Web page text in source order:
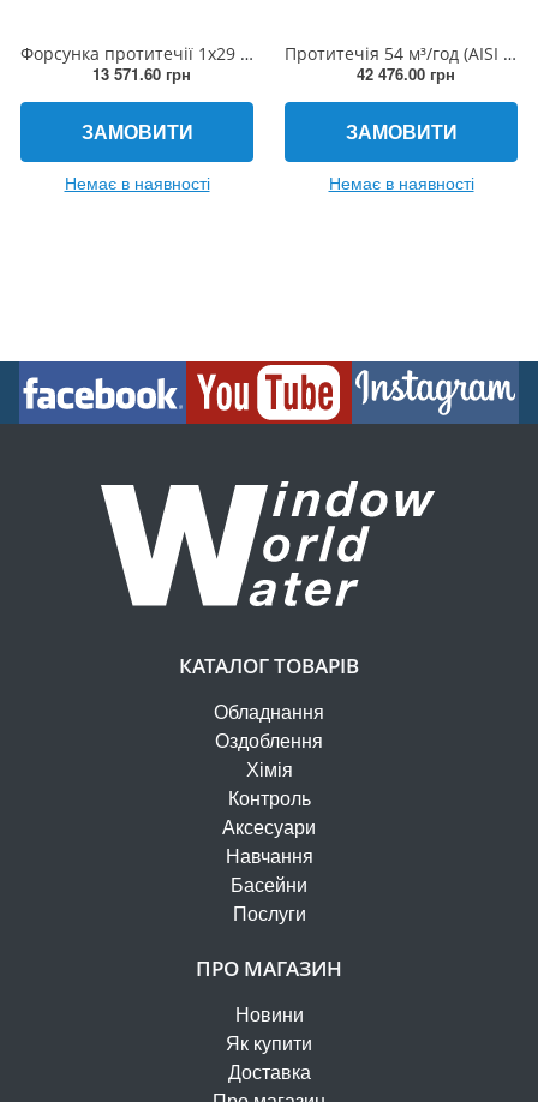
Форсунка протитечії 1х29 мм, 45 м³/год нержавіюча сталь
13 571.60 грн
ЗАМОВИТИ
Немає в наявності
Протитечія 54 м³/год (AISI 316L)
42 476.00 грн
ЗАМОВИТИ
Немає в наявності
КАТАЛОГ ТОВАРІВ
Обладнання
Оздоблення
Хімія
Контроль
Аксесуари
Навчання
Басейни
Послуги
ПРО МАГАЗИН
Новини
Як купити
Доставка